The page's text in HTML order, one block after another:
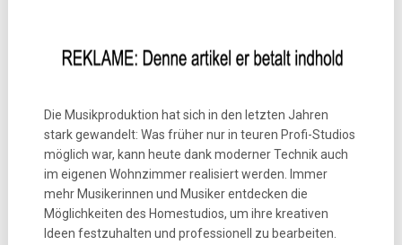
Die Musikproduktion hat sich in den letzten Jahren
stark gewandelt: Was früher nur in teuren Profi-Studios
möglich war, kann heute dank moderner Technik auch
im eigenen Wohnzimmer realisiert werden. Immer
mehr Musikerinnen und Musiker entdecken die
Möglichkeiten des Homestudios, um ihre kreativen
Ideen festzuhalten und professionell zu bearbeiten.